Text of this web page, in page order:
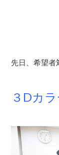
先日、希望者
３Dカ